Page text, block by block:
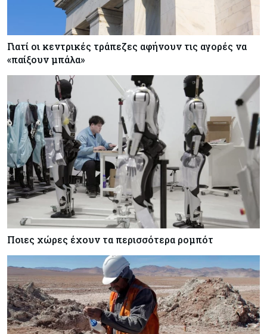
Γιατί οι κεντρικές τράπεζες αφήνουν τις αγορές να
«παίξουν μπάλα»
Ποιες χώρες έχουν τα περισσότερα ρομπότ